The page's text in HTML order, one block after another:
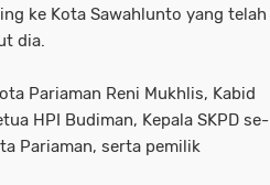
ke Kota Sawahlunto yang telah
dia.
Pariaman Reni Mukhlis, Kabid
HPI Budiman, Kepala SKPD se-
Pariaman, serta pemilik